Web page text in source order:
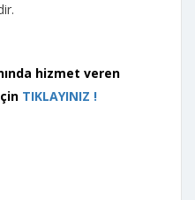
hizmet veren
TIKLAYINIZ !